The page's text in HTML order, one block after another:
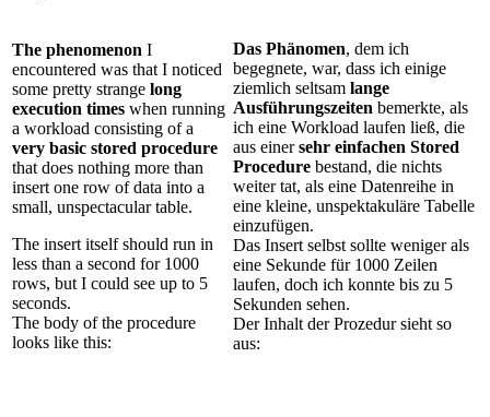
The phenomenon I
encountered was that I noticed
some pretty strange long
execution times when running
a workload consisting of a
very basic stored procedure
that does nothing more than
insert one row of data into a
small, unspectacular table.
The insert itself should run in
less than a second for 1000
rows, but I could see up to 5
seconds.
The body of the procedure
looks like this:
Das Phänomen, dem ich
begegnete, war, dass ich einige
ziemlich seltsam lange
Ausführungszeiten bemerkte, als
ich eine Workload laufen ließ, die
aus einersehr einfachen Stored
Procedure bestand, die nichts
weiter tat, als eine Datenreihe in
eine kleine, unspektakuläre Tabelle
einzufügen.
Das Insert selbst sollte weniger als
eine Sekunde für 1000 Zeilen
laufen, doch ich konnte bis zu 5
Sekunden sehen.
Der Inhalt der Prozedur sieht so
aus: